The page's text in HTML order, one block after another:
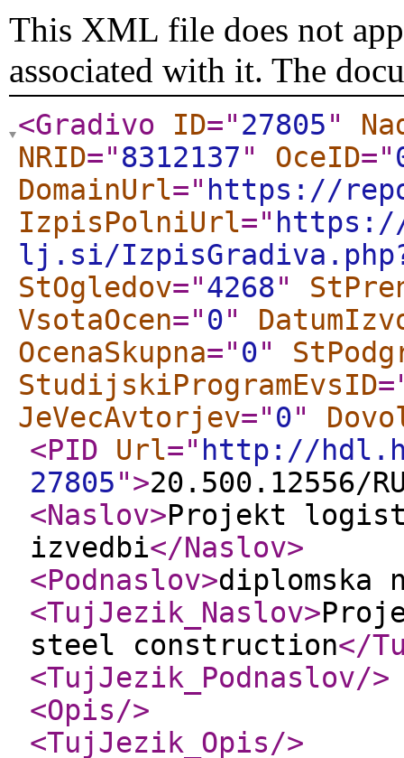
This XML file does not
associated with it. The
<Gradivo ID="27805"
NRID="8312137" OceID="
DomainUrl=" https://
IzpisPolniUrl="
lj.si/
StOgledov="4268"
VsotaOcen="0"
OcenaSkupna="0"
StudijskiProgramEvsID
JeVecAvtorjev="0"
<PID
Url=" http://
27805">20.500.12556/
<Naslov>Projekt
izvedbi</Naslov>
<Podnaslov>diplomska
<TujJezik_Naslov>
steel construction</
<TujJezik_Podnaslov/>
<Opis/>
<TujJezik_Opis/>